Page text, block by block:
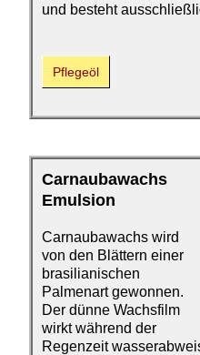
und besteht
Pflegeöl
Carnaubawachs
Emulsion
Carnaubawachs wird
von den Blättern einer
brasilianischen
Palmenart gewonnen.
Der dünne Wachsfilm
wirkt während der
Regenzeit